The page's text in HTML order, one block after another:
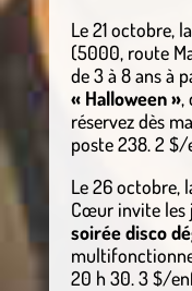
Le 21 octobre,
(5000, route
de 3 à 8 ans à
« Halloween »,
réservez dès
poste 238. 2
Le 26 octobre,
Cœur invite les
soirée disco
20 h 30. 3 $/